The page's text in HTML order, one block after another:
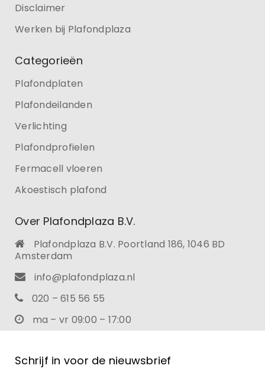
Disclaimer
Werken bij Plafondplaza
Categorieën
Plafondplaten
Plafondeilanden
Verlichting
Plafondprofielen
Fermacell vloeren
Akoestisch plafond
Over Plafondplaza B.V.
Plafondplaza B.V. Poortland 186, 1046 BD
Amsterdam
info@plafondplaza.nl
020 – 615 56 55
ma – vr 09:00 – 17:00
Schrijf in voor de nieuwsbrief